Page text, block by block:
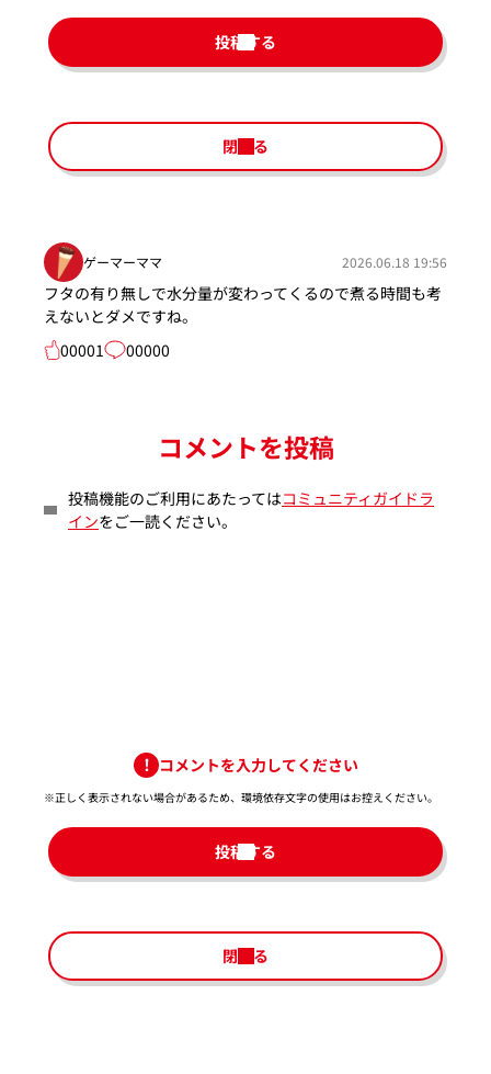
投稿する
閉じる
ゲーマーママ 2026.06.18 19:56
フタの有り無しで水分量が変わってくるので煮る時間も考
えないとダメですね。
00001
00000
コメントを投稿
投稿機能のご利用にあたってはコミュニティガイドラ
インをご一読ください。
コメントを入力してください
※正しく表示されない場合があるため、環境依存文字の使用はお控えください。​
投稿する
閉じる